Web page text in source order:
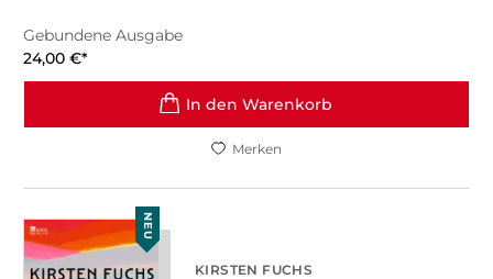
Gebundene Ausgabe
24,00 €*
In den Warenkorb
Merken
NEU
KIRSTEN FUCHS